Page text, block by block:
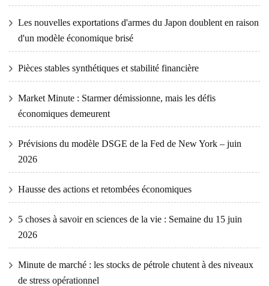
Les nouvelles exportations d'armes du Japon doublent en raison
d'un modèle économique brisé
Pièces stables synthétiques et stabilité financière
Market Minute : Starmer démissionne, mais les défis
économiques demeurent
Prévisions du modèle DSGE de la Fed de New York – juin
2026
Hausse des actions et retombées économiques
5 choses à savoir en sciences de la vie : Semaine du 15 juin
2026
Minute de marché : les stocks de pétrole chutent à des niveaux
de stress opérationnel